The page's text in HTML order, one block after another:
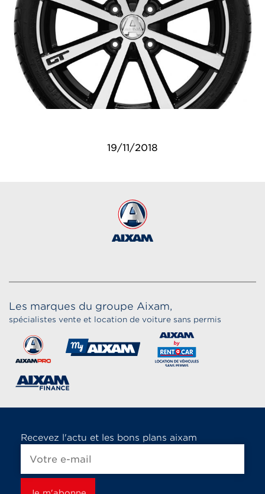
19/11/2018
Les marques du groupe Aixam,
spécialistes vente et location de voiture sans permis
Recevez l'actu et les bons plans aixam